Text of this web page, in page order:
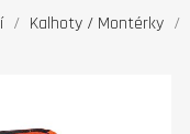
Kalhoty / Montérky